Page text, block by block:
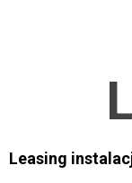
Leasing